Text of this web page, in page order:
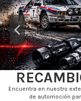
Encuentra en nuestro
de automoción